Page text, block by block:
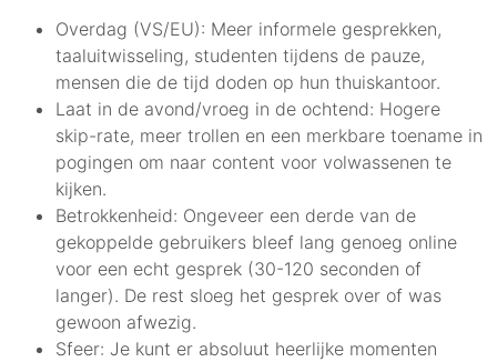
Overdag (VS/EU): Meer informele gesprekken,
taaluitwisseling, studenten tijdens de pauze,
mensen die de tijd doden op hun thuiskantoor.
Laat in de avond/vroeg in de ochtend: Hogere
skip-rate, meer trollen en een merkbare toename in
pogingen om naar content voor volwassenen te
kijken.
Betrokkenheid: Ongeveer een derde van de
gekoppelde gebruikers bleef lang genoeg online
voor een echt gesprek (30-120 seconden of
langer). De rest sloeg het gesprek over of was
gewoon afwezig.
Sfeer: Je kunt er absoluut heerlijke momenten